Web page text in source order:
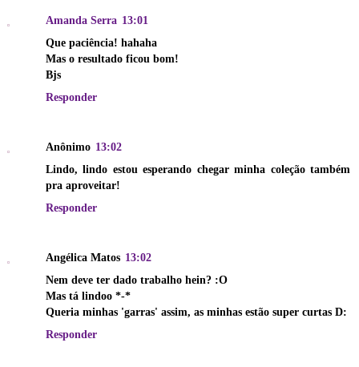
Amanda Serra 13:01
Que paciência! hahaha
Mas o resultado ficou bom!
Bjs
Responder
Anônimo 13:02
Lindo, lindo estou esperando chegar minha coleção também
pra aproveitar!
Responder
Angélica Matos 13:02
Nem deve ter dado trabalho hein? :O
Mas tá lindoo *-*
Queria minhas 'garras' assim, as minhas estão super curtas D:
Responder